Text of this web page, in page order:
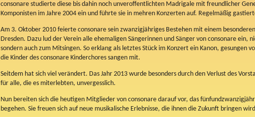
consonare studierte diese bis dahin noch unveroffentlichten Madrigale mit freundlicher
Komponisten im Jahre 2004 ein und führte sie in mehren Konzerten auf. Regelmäßig
Am 3. Oktober 2010 feierte consonare sein zwanzigjähriges Bestehen mit einem
Dresden. Dazu lud der Verein alle ehemaligen Sängerinnen und Sänger von consonare ein,
sondern auch zum Mitsingen. So erklang als letztes Stück im Konzert ein Kanon, gesungen
die Kinder des consonare Kinderchores sangen mit.
Seitdem hat sich viel verändert. Das Jahr 2013 wurde besonders durch den Verlust des
für alle, die es miterlebten, unvergesslich.
Nun bereiten sich die heutigen Mitglieder von consonare darauf vor, das
begehen. Sie freuen sich auf neue musikalische Erlebnisse, die ihnen die Zukunft bringen